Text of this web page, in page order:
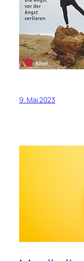
9. Mai 2023